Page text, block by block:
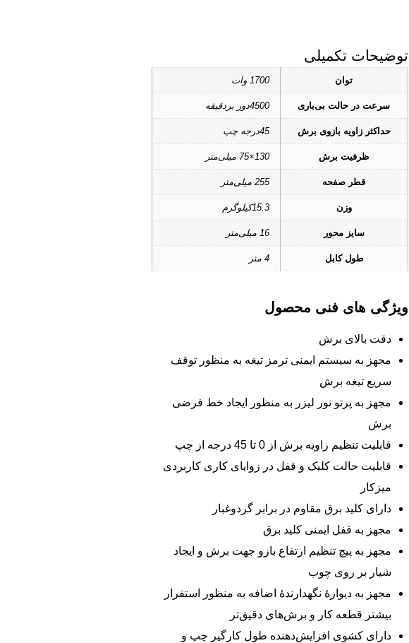
توضیحات تکمیلی
توان 1700 وات
سرعت در حالت بی‌باری 4500دور بردقیقه
حداکثر زاویه بازوی برش 45درجه چپ
ظرفیت برش 130×75 میلی‌متر
قطر صفحه 255 میلی‌متر
وزن 15.3کیلوگرم
سایز محور 16 میلی‌متر
طول کابل 4 متر
ویژگی های فنی محصول
دقت بالای برش
مجهز به سیستم ایمنی ترمز تیغه به منظور توقف
سریع تیغه برش
مجهز به پرتو نور لیزر به منظور ایجاد خط فرضی
برش
قابلیت تنظیم زاویه برش از 0 تا 45 درجه از چپ
قابلیت حالت کلیک و قفل در زوایای کاری کاربردی
میزکار
دارای کلید برق مقاوم در برابر گردوغبار
مجهز به قفل ایمنی کلید برق
مجهز به پیچ تنظیم ارتفاع بازو جهت برش و ایجاد
شیار بر روی چوب
مجهز به دیوارۀ نگهدارندۀ اضافه به منظور استقرار
بیشتر قطعه کار و برش‌های دقیق‌تر
دارای کشوی افزایش‌دهنده طول کارگیر چپ و